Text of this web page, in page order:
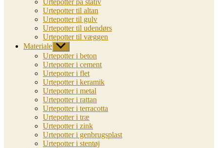
Urtepotter på stativ
Urtepotter til altan
Urtepotter til gulv
Urtepotter til udendørs
Urtepotter til væggen
Materiale Vis
undermenu
Urtepotter i beton
Urtepotter i cement
Urtepotter i flet
Urtepotter i keramik
Urtepotter i metal
Urtepotter i rattan
Urtepotter i terracotta
Urtepotter i træ
Urtepotter i zink
Urtepotter i genbrugsplast
Urtepotter i stentøj